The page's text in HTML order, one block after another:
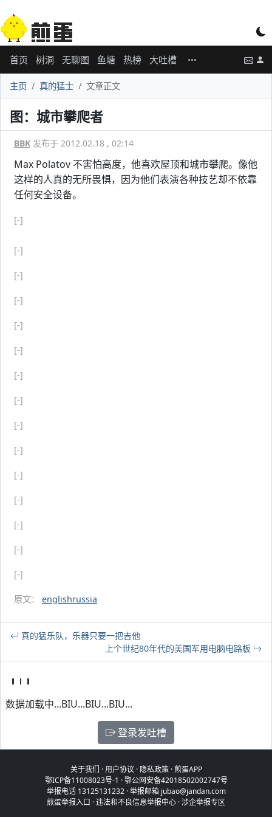
首页 树洞 无聊图 鱼塘 热榜 大吐槽
主页 真的猛士 文章正文
图：城市攀爬者
BBK 发布于 2012.02.18 , 02:14
Max Polatov 不害怕高度，他喜欢屋顶和城市攀爬。像他
这样的人真的无所畏惧，因为他们表演各种技艺却不依靠
任何安全设备。
[-]
[-]
[-]
[-]
[-]
[-]
[-]
[-]
[-]
[-]
[-]
[-]
[-]
[-]
[-]
原文： englishrussia
真的猛乐队，乐器只要一把吉他
上个世纪80年代的美国军用电脑电路板
数据加载中...BIU...BIU...BIU...
登录发吐槽
关于我们 ·用户协议 · 隐私政策·煎蛋APP
鄂ICP备11008023号-1 ·鄂公网安备42018502002747号
举报电话 13125131232 · 举报邮箱 jubao@jandan.com
煎蛋举报入口 ·违法和不良信息举报中心 ·涉企举报专区